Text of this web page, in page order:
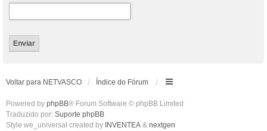
Voltar para NETVASCO Índice do Fórum
Powered by phpBB® Forum Software © phpBB Limited
Traduzido por: Suporte phpBB
Style we_universal created by INVENTEA & nextgen